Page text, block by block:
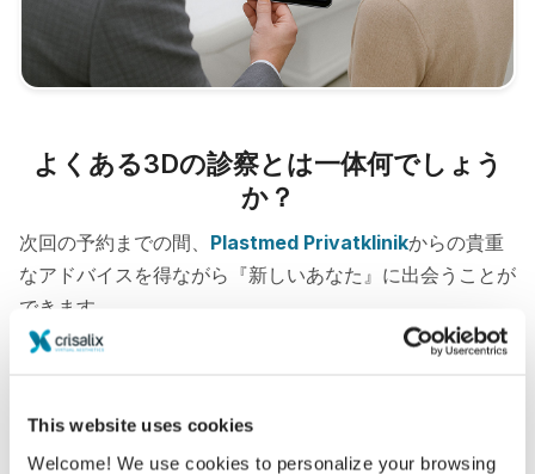
This website uses cookies
Welcome! We use cookies to personalize your browsing
よくある3Dの診察とは一体何でしょう
か？
次回の予約までの間、 Plastmed Privatklinikからの貴重
なアドバイスを得ながら『新しいあなた』に出会うことが
できます。
3Dフェイス診察